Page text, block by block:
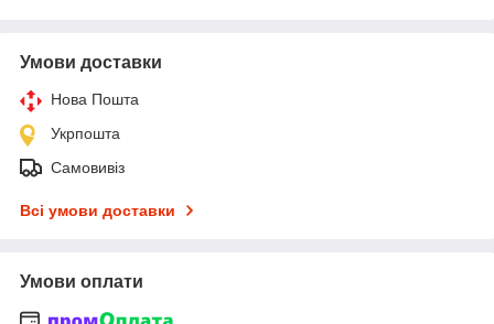
Умови доставки
Нова Пошта
Укрпошта
Самовивіз
Всі умови доставки
Умови оплати